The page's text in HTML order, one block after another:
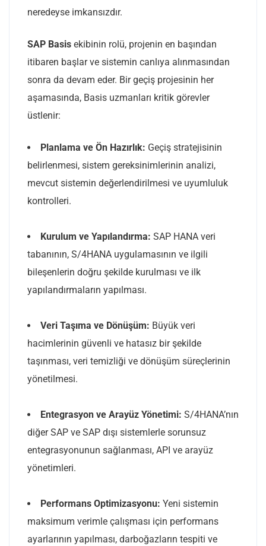
neredeyse imkansızdır.
SAP Basis ekibinin rolü, projenin en başından
itibaren başlar ve sistemin canlıya alınmasından
sonra da devam eder. Bir geçiş projesinin her
aşamasında, Basis uzmanları kritik görevler
üstlenir:
Planlama ve Ön Hazırlık: Geçiş stratejisinin
belirlenmesi, sistem gereksinimlerinin analizi,
mevcut sistemin değerlendirilmesi ve uyumluluk
kontrolleri.
Kurulum ve Yapılandırma: SAP HANA veri
tabanının, S/4HANA uygulamasının ve ilgili
bileşenlerin doğru şekilde kurulması ve ilk
yapılandırmaların yapılması.
Veri Taşıma ve Dönüşüm: Büyük veri
hacimlerinin güvenli ve hatasız bir şekilde
taşınması, veri temizliği ve dönüşüm süreçlerinin
yönetilmesi.
Entegrasyon ve Arayüz Yönetimi: S/4HANA’nın
diğer SAP ve SAP dışı sistemlerle sorunsuz
entegrasyonunun sağlanması, API ve arayüz
yönetimleri.
Performans Optimizasyonu: Yeni sistemin
maksimum verimle çalışması için performans
ayarlarının yapılması, darboğazların tespiti ve